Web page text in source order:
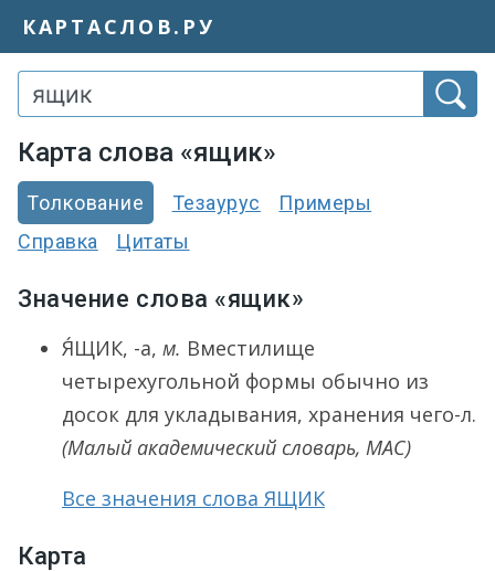
КАРТАСЛОВ.РУ
Карта слова «ящик»
Толкование Тезаурус
Примеры
Справка
Цитаты
Значение слова «ящик»
Я́ЩИК, -а, м. Вместилище
четырехугольной формы обычно из
досок для укладывания, хранения чего-л.
(Малый академический словарь, МАС)
Все значения слова ЯЩИК
Карта